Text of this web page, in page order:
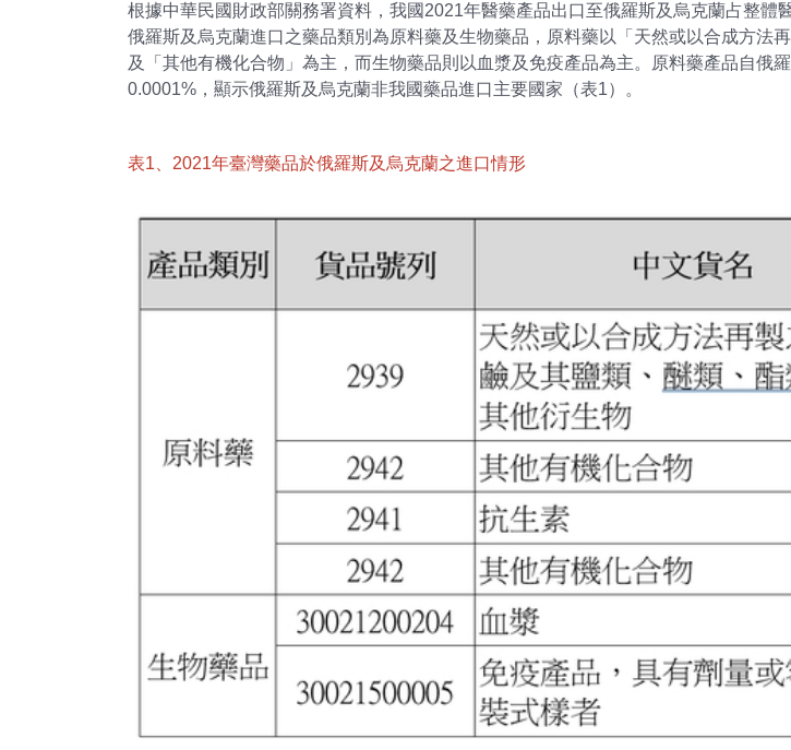
根據中華民國財政部關務署資料，我國2021年醫藥產品出口至俄羅斯及烏克蘭占整
俄羅斯及烏克蘭進口之藥品類別為原料藥及生物藥品，原料藥以「天然或以合成方法
及「其他有機化合物」為主，而生物藥品則以血漿及免疫產品為主。原料藥產品自俄
0.0001%，顯示俄羅斯及烏克蘭非我國藥品進口主要國家（表1）。
表1、2021年臺灣藥品於俄羅斯及烏克蘭之進口情形